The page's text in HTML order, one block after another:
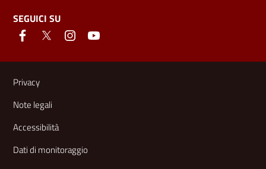
SEGUICI SU
Link e informazioni utili
Privacy
Note legali
Accessibilità
Dati di monitoraggio